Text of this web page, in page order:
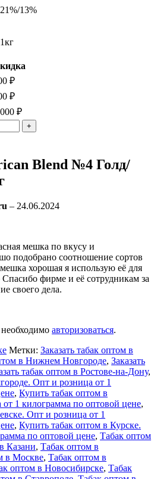
21%/13%
1кг
₽
₽
₽
Blend №4 Голд/
– 24.06.2024
мешка по вкусу и
подобрано соотношение сортов
хорошая я использую её для
фирме и её сотрудникам за
своего дела.
авторизоваться.
Метки: Заказать табак оптом в
в Нижнем Новгороде, Заказать
табак оптом в Ростове-на-Дону,
Опт и розница от 1
, Купить табак оптом в
1 килограмма по оптовой цене,
Опт и розница от 1
, Купить табак оптом в Курске.
по оптовой цене, Табак оптом
Казани, Табак оптом в
в Москве, Табак оптом в
оптом в Новосибирске, Табак